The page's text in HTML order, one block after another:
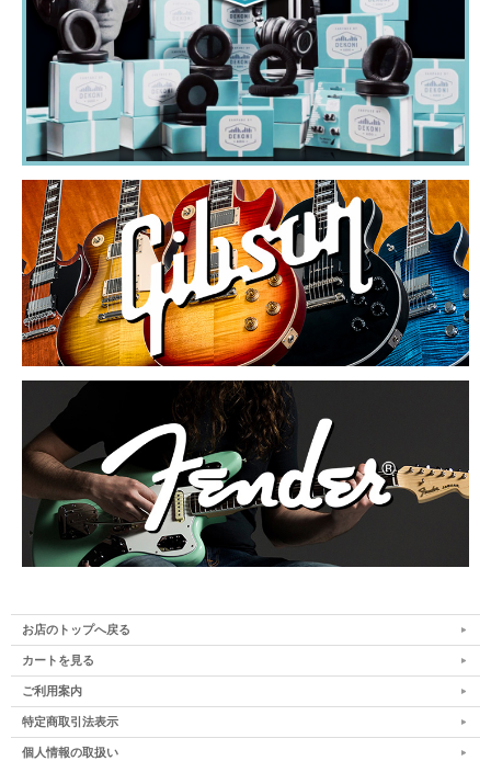
お店のトップへ戻る
カートを見る
ご利用案内
特定商取引法表示
個人情報の取扱い